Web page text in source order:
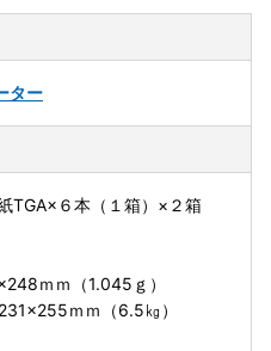
ター
TGA×６本（１箱）×２箱
ｍｍ（1.045ｇ）
ｍｍ（6.5㎏）